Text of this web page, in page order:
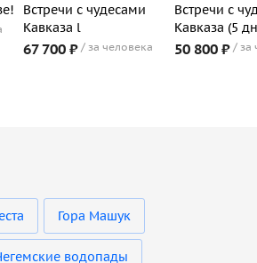
Встречи с чудесами
Кавказа l
67 700 ₽ за человека
Встречи с
Кавказа (5
50 800 ₽ за
Гора Машук
водопады